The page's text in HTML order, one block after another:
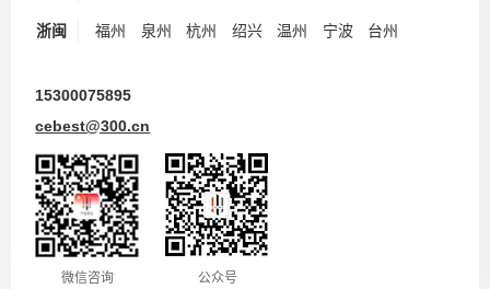
浙闽 福州 泉州 杭州 绍兴 温州 宁波 台州
15300075895
cebest@300.cn
微信咨询 公众号